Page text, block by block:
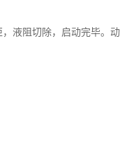
液阻切除，启动完毕。